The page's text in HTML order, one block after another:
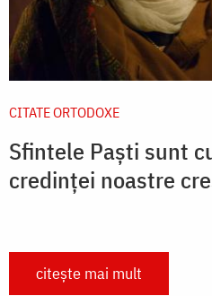
CITATE ORTODOXE
Sfintele Paști sunt
credinței noastre
citește mai mult